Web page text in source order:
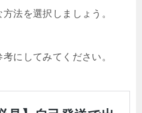
法を選択しましょう。
にしてみてください。